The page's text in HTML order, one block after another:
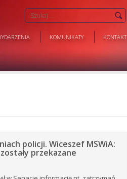
KOMUNIKATY KONTAKT
policji. Wiceszef MSWiA:
przekazane